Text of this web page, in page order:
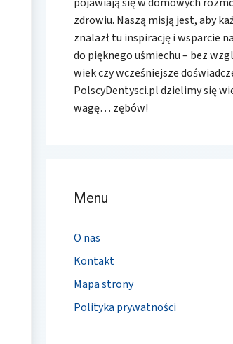
zdrowiu. Naszą misją jest, aby
znalazł tu inspirację i wsparcie
do pięknego uśmiechu – bez
wiek czy wcześniejsze
PolscyDentysci.pl dzielimy się
wagę… zębów!
Menu
O nas
Kontakt
Mapa strony
Polityka prywatności